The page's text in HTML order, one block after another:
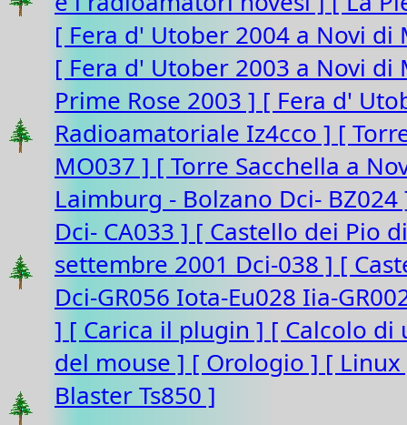
[ Fera d' Utober 2004 a Novi
[ Fera d' Utober 2003 a Novi
Prime Rose 2003 ] [ Fera d'
Radioamatoriale Iz4cco ] [
MO037 ] [ Torre Sacchella a
Laimburg - Bolzano Dci-
Dci- CA033 ] [ Castello dei Pio
settembre 2001 Dci-038 ] [
Dci-GR056 Iota-Eu028 Iia-
] [ Carica il plugin ] [ Calcolo
del mouse ] [ Orologio ] [
Blaster Ts850 ]